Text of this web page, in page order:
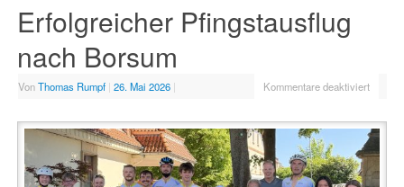
Erfolgreicher Pfingstausflug
nach Borsum
VonThomas Rumpf | 26. Mai 2026 | Kommentare deaktiviert